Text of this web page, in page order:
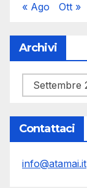
« Ago Ott »
Archivi
Archivi
Contattaci
info@atamai.it